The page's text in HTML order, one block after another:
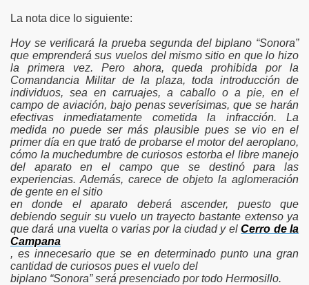
La nota dice lo siguiente:
Hoy se verificará la prueba segunda del biplano “Sonora”
que emprenderá sus vuelos del mismo sitio en que lo hizo
la primera vez. Pero ahora, queda prohibida por la
Comandancia Militar de la plaza, toda introducción de
individuos, sea en carruajes, a caballo o a pie, en el
campo de aviación, bajo penas severísimas, que se harán
efectivas inmediatamente cometida la infracción. La
medida no puede ser más plausible pues se vio en el
primer día en que trató de probarse el motor del aeroplano,
cómo la muchedumbre de curiosos estorba el libre manejo
del aparato en el campo que se destinó para las
experiencias. Además, carece de objeto la aglomeración
de gente en el sitio
en donde el aparato deberá ascender, puesto que
debiendo seguir su vuelo un trayecto bastante extenso ya
que dará una vuelta o varias por la ciudad y elCerro de la
Campana
, es innecesario que se en determinado punto una gran
cantidad de curiosos pues el vuelo del
biplano “Sonora” será presenciado por todo Hermosillo.